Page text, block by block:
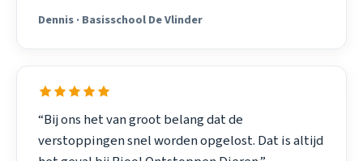
Dennis · Basisschool De Vlinder
“Bij ons het van groot belang dat de
verstoppingen snel worden opgelost. Dat is altijd